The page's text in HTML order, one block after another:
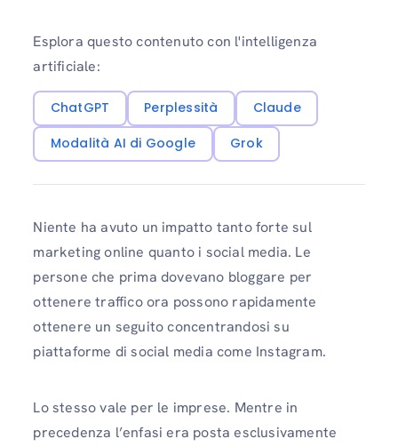
Esplora questo contenuto con l'intelligenza
artificiale:
ChatGPT Perplessità
Claude
Modalità AI di Google
Grok
Niente ha avuto un impatto tanto forte sul
marketing online quanto i social media. Le
persone che prima dovevano bloggare per
ottenere traffico ora possono rapidamente
ottenere un seguito concentrandosi su
piattaforme di social media come Instagram.
Lo stesso vale per le imprese. Mentre in
precedenza l’enfasi era posta esclusivamente